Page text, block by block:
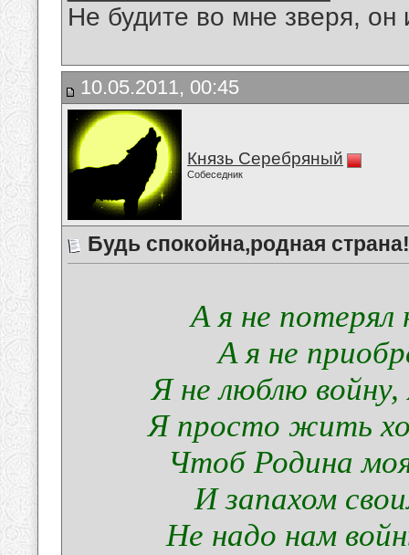
Не будите во мне зверя, он
10.05.2011, 00:45
Князь Серебряный
Собеседник
Будь спокойна,родная страна!
А я не потерял
А я не
Я не люблю
Я просто жить
Чтоб Родина
И запахом
Не надо нам